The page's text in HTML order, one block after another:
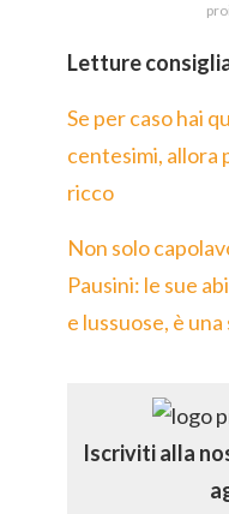
Letture
Se per caso hai
centesimi, allora
ricco
Non solo
Pausini: le sue
e lussuose, è
Iscriviti alla